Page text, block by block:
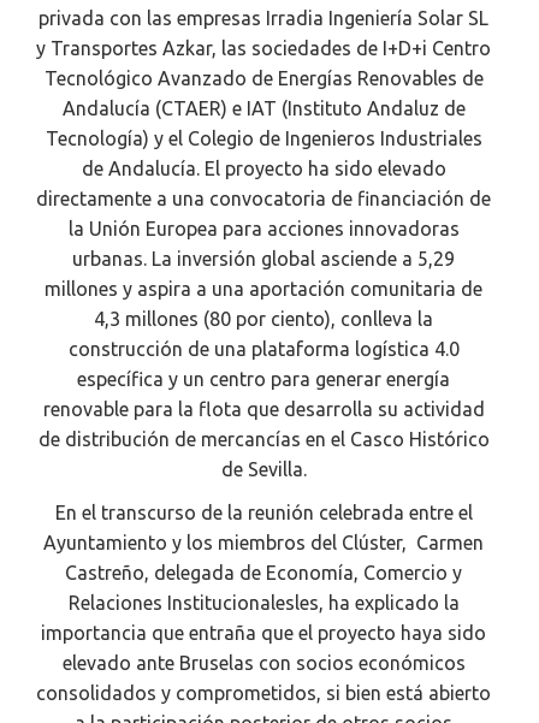
privada con las empresas Irradia Ingeniería Solar SL
y Transportes Azkar, las sociedades de I+D+i Centro
Tecnológico Avanzado de Energías Renovables de
Andalucía (CTAER) e IAT (Instituto Andaluz de
Tecnología) y el Colegio de Ingenieros Industriales
de Andalucía. El proyecto ha sido elevado
directamente a una convocatoria de financiación de
la Unión Europea para acciones innovadoras
urbanas. La inversión global asciende a 5,29
millones y aspira a una aportación comunitaria de
4,3 millones (80 por ciento), conlleva la
construcción de una plataforma logística 4.0
específica y un centro para generar energía
renovable para la flota que desarrolla su actividad
de distribución de mercancías en el Casco Histórico
de Sevilla.
En el transcurso de la reunión celebrada entre el
Ayuntamiento y los miembros del Clúster, Carmen
Castreño, delegada de Economía, Comercio y
Relaciones Institucionalesles, ha explicado la
importancia que entraña que el proyecto haya sido
elevado ante Bruselas con socios económicos
consolidados y comprometidos, si bien está abierto